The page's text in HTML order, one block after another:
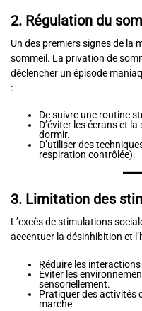
2. Régulation du
Un des premiers signes de la
sommeil. La privation de
déclencher un épisode
:
De suivre une routine
D’éviter les écrans et
dormir.
D’utiliser des
respiration contrôlée).
3. Limitation des
L’excès de stimulations
accentuer la désinhibition et
Réduire les
Éviter les
sensoriellement.
Pratiquer des activités
marche.